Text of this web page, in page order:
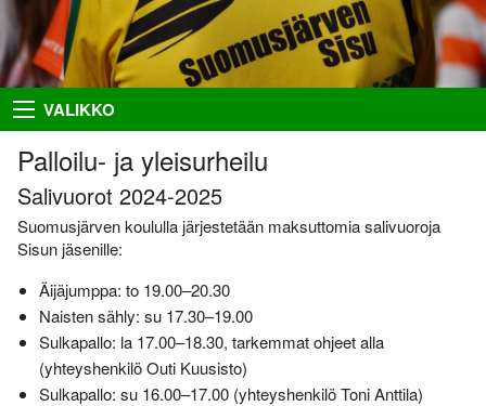
VALIKKO
Takaisin
Hiihto
Palloilu- ja yleisurheilu
Sisumaja
Uutiset
Kalenteri
Menneitä
Takaisin
Riston Hölkkä
Ykkössuunnat
AIEMMAT
Salon Seudun Rastiviesti 2023
Karjalan Liiton
suunnistusmestaruuskilpailut
28.8.2021
Varsinais-Suomen Rastipäivät
8.–9.8.2020
Takaisin
Kuvat
Puvut
SUUNNISTAJILLE
Ilmoittautumisohjeet
Irma
Netti-ilmo
JÄSENTEN SIVUJA
Takaisin
Seuraesittely
Organisaatio
SEURAA MEITÄ
Facebook
Flickr
RSS
Palloilu- ja yleisurheilu
Salivuorot 2024-2025
Suomusjärven koululla järjestetään maksuttomia salivuoroja
Sisun jäsenille:
Äijäjumppa: to 19.00–20.30
Naisten sähly: su 17.30–19.00
Sulkapallo: la 17.00–18.30, tarkemmat ohjeet alla
(yhteyshenkilö Outi Kuusisto)
Sulkapallo: su 16.00–17.00 (yhteyshenkilö Toni Anttila)